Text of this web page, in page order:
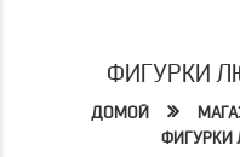
ФИГУРКИ
ДОМОЙ
ФИГУРКИ